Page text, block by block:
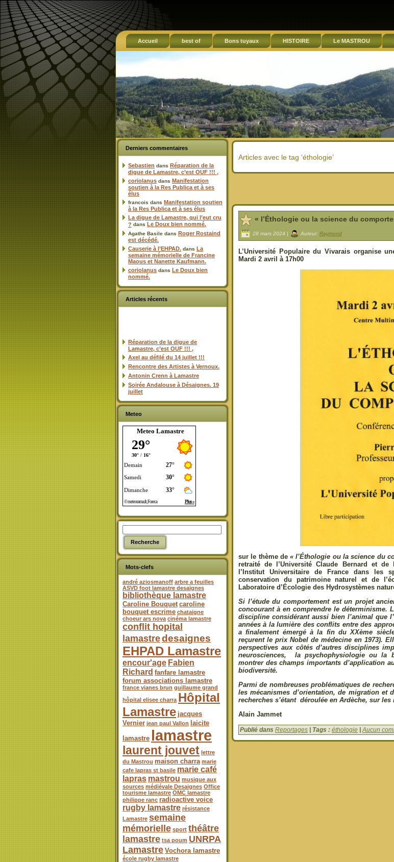
Accueil best of Bons tuyaux HISTOIRE Le MASTROU
Derniers commentaires
Sebastien dans Réparation de la
digue de Lamastre, c’est OUF !!! ,
coriolanus dans Manifestation
soutien à la Res Publica et à ses
élus
francois dans Manifestation soutien
à la Res Publica et à ses élus
La digue de Lamastre, qui l’eut cru
? dans Le Doux bien nommé.
Agathe Basile dans Roger Rostaind
est décédé.
Causerie à l’EHPAD. dans La
semaine mémorielle de Francine
Maous et Nanette Kaufmann.
coriolanus dans Le Doux bien
nommé.
Articles récents
Réparation de la digue de
Lamastre, c’est OUF !!! ,
Axel au défilé du 14 juillet !!!
Rencontre des Artistes à Vernoux.
Antonin Crenn à Lamastre
Soirée Andalouse à Désaignes. 19
juillet
Meteo
Meteo Lamastre
Mots-clefs
andré aziosmanoff arbre a feuilles
ASVD foot lamastre desaignes
bibliothèque lamastre
Caroline Bouquet caroline
bouquet escrime chataigne
choeur ars nova cinéma lamastre
conflit hopital
lamastredesaignes
EHPAD Lamastre
encour'age Fabien
Richard fanfare lamastre
forum associations lamastre
france vianes brun guillaume grand
hôpital elisee charra Hôpital
Lamastre jacques
Vernier jean paul Vallon
laicite
lamastre lamastre
laurent jouvet lettre
du Mastrou maison charra marie
cafe lapras st basile marie café
lapras mastrou musique aux
sources médiévale Desaignes Office
tourisme lamastre OMC lamastre
philippe ranc radioactive voice
rugby lamastre résistance
Lamastre semaine
mémorielle sport théâtre
lamastre tsa poum UNRPA
Lamastre Vochora lamastre
école rugby lamastre
Articles avec le tag ‘éthologie’
« l’Éthologie ou la science du
28 mars 2024 | Auteur: Raymond
L’Université Populaire du Vivarais organise
Mardi 2 avril à 17h00
sur le thème de«l’Éthologie ou la science du
retraité de l’Université Claude Bernard et
l’Institut Universitaire de France dans les
conservation du patrimoine naturel et de
Laboratoire d’Écologie des Hydrosystèmes
Si l’étude du comportement est un projet
concourant à en comprendre le déterminisme.
discipline considérant aussi bien l’animal que
années à la lumière des conflits entre des
a finalement émergé à la fin du XXème
reçurent le prix Nobel de médecine en 1973).
perspectives aux côtés d’autres disciplines
neurosciences, la psychophysiologie ou la
montrer des champs importants d’application
biodiversité.
Parmi de nombreuses problématiques de
les mécanismes d’orientation, de migration et
recherches s’étant déroulée en Ardèche, sur
Alain Jammet
Publié dans Reportages | Tags : éthologie |Aucun